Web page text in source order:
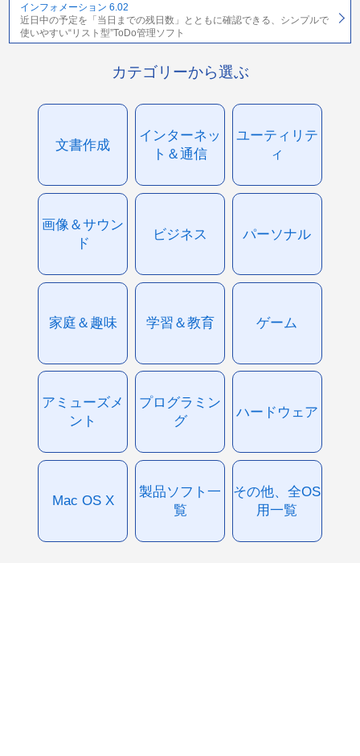
インフォメーション 6.02
近日中の予定を「当日までの残日数」とともに確認できる、シンプルで
使いやすい“リスト型”ToDo管理ソフト
カテゴリーから選ぶ
文書作成
インターネッ
ト＆通信
ユーティリテ
ィ
画像＆サウン
ド
ビジネス パーソナル
家庭＆趣味 学習＆教育 ゲーム
アミューズメ
ント
プログラミン
グ
ハードウェア
Mac OS X
製品ソフト一
覧
その他、全OS
用一覧